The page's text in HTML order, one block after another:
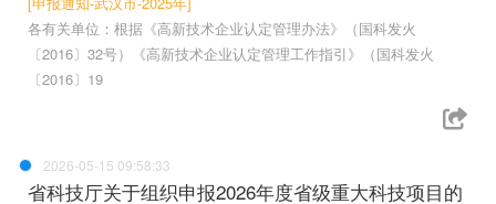
各有关单位：根据《高新技术企业认定管理办法》（国科发火
〔2016〕32号）《高新技术企业认定管理工作指引》（国科发火
〔2016〕19
2026-05-15 09:58:33
省科技厅关于组织申报2026年度省级重大科技项目的